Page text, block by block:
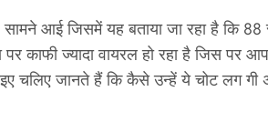
आई जिसमें यह बताया जा रहा है कि
पर काफी ज्यादा वायरल हो रहा है जिस
चलिए जानते हैं कि कैसे उन्हें ये चोट लग गी